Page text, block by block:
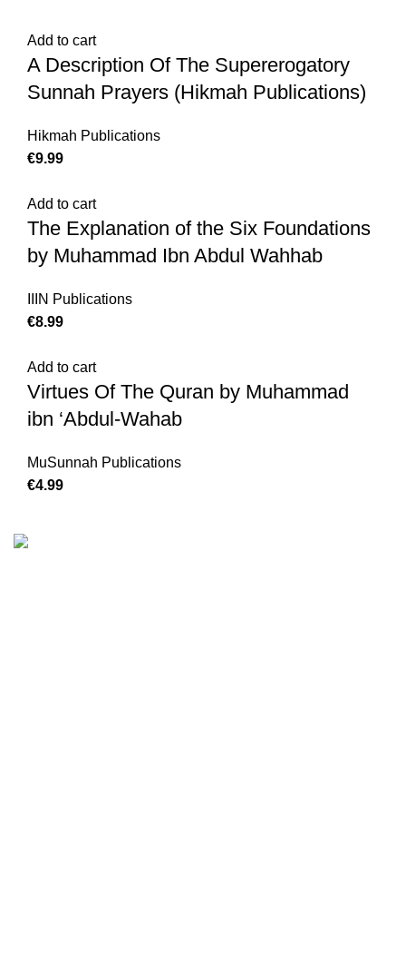
Add to cart
A Description Of The Supererogatory
Sunnah Prayers (Hikmah Publications)
Hikmah Publications
€9.99
Add to cart
The Explanation of the Six Foundations
by Muhammad Ibn Abdul Wahhab
IIIN Publications
€8.99
Add to cart
Virtues Of The Quran by Muhammad
ibn ‘Abdul-Wahab
MuSunnah Publications
€4.99